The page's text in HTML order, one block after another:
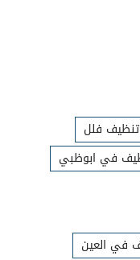
فلل
في ابوظبي
في العين